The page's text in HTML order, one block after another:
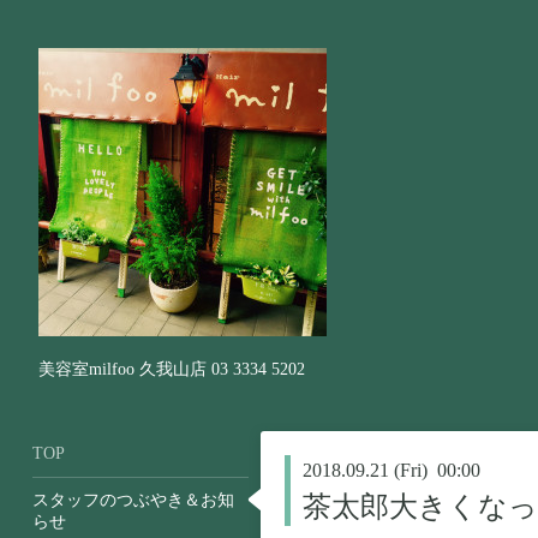
美容室milfoo 久我山店 03 3334 5202
2018.09.21 (Fri) 00:00
茶太郎大きくな
TOP
スタッフのつぶやき＆お知
らせ